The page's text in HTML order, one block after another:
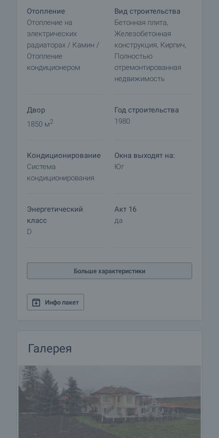
подробной информации о процедуре покупки и
порядке оплаты.
Отопление
Отопление на
электрических
радиаторах / Камин /
Отопление
кондиционером
Вид строительства
Бетонная плита,
Железобетонная
конструкция, Кирпич,
Полностью
отремонтированная
недвижимость
Двор
1850 м2
Год строительства
1980
Кондиционирование
Система
кондиционирования
Окна выходят на:
Юг
Энергетический
класс
D
Акт 16
да
Больше характеристики
Инфо пакет
Галерея